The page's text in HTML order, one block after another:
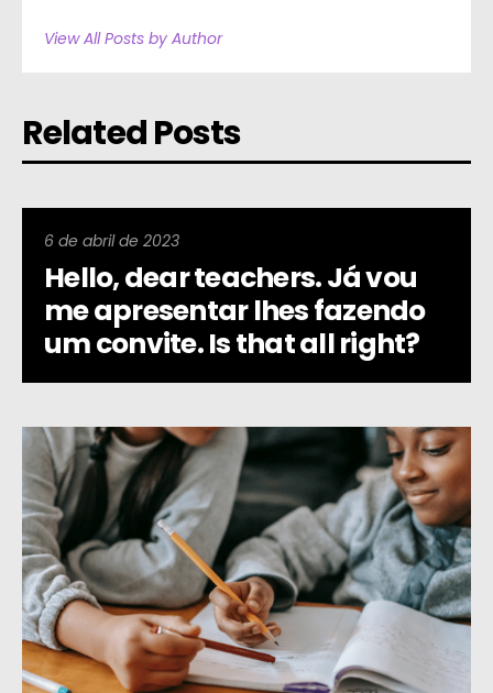
View All Posts by Author
Related Posts
6 de abril de 2023
Hello, dear teachers. Já vou
me apresentar lhes fazendo
um convite. Is that all right?